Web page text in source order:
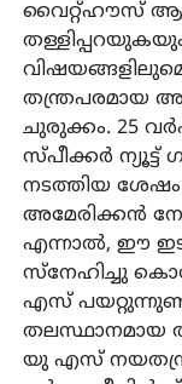
വൈറ്റ്ഹൗസ്
തന്ത്രപരമായ
ചുരുക്കം. 25
സ്പീക്കർ ന്യൂട്ട്
നടത്തിയ
അമേരിക്കൻ
എന്നാൽ, ഈ
സ്‌നേഹിച്ചു
എസ്
തലസ്ഥാനമായ
യു എസ്